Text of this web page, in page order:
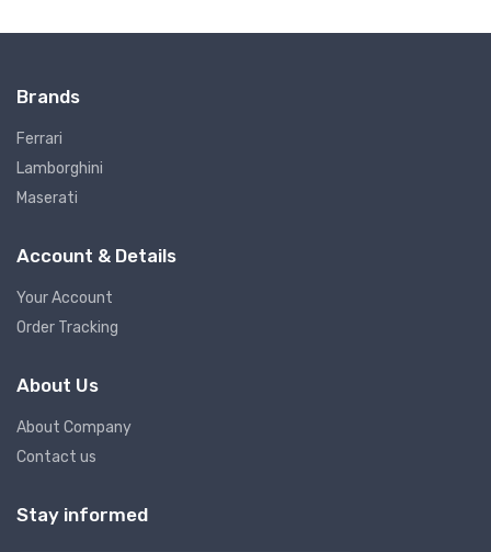
Brands
Ferrari
Lamborghini
Maserati
Account & Details
Your Account
Order Tracking
About Us
About Company
Contact us
Stay informed